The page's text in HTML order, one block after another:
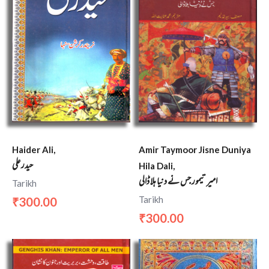
Haider Ali,
حیدر علی
Tarikh
₹300.00
Amir Taymoor Jisne Duniya
Hila Dali,
امیر تیمور جس نے دنیا ہلا ڈالی
Tarikh
₹300.00